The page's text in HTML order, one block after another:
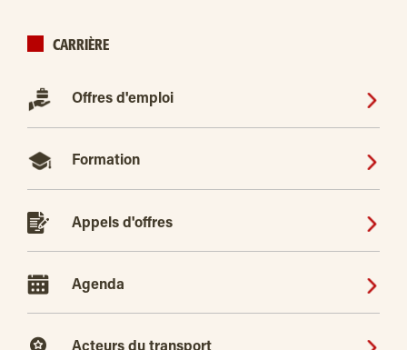
CARRIÈRE
Offres d'emploi
Formation
Appels d'offres
Agenda